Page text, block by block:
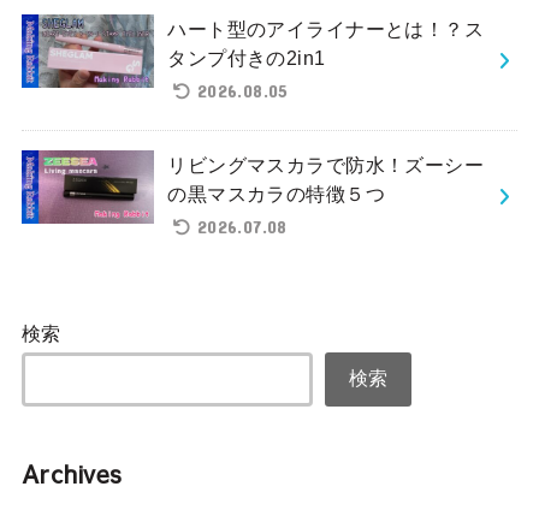
ハート型のアイライナーとは！？ス
タンプ付きの2in1
2026.08.05
リビングマスカラで防水！ズーシー
の黒マスカラの特徴５つ
2026.07.08
検索
検索
Archives